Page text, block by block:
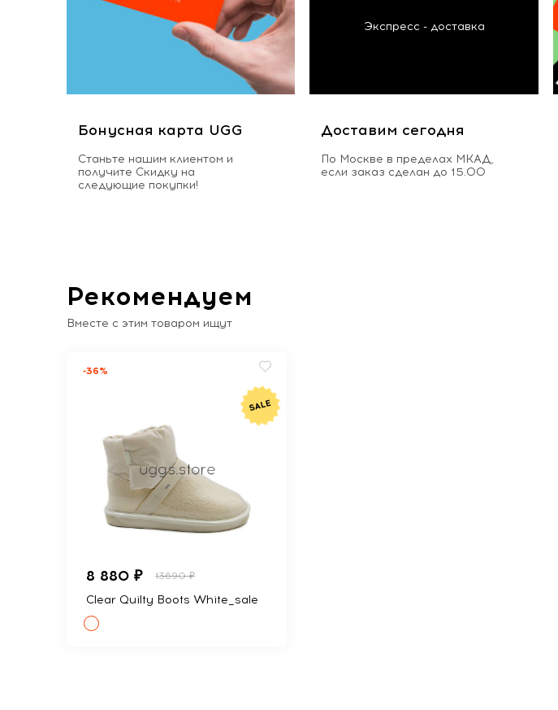
Бонусная карта UGG
Станьте нашим клиентом и
получите Скидку на
следующие покупки!
Экспресс - доставка
Доставим сегодня
По Москве в пределах МКАД,
если заказ сделан до 15.00
Рекомендуем
Вместе с этим товаром ищут
-36%
8 880 ₽ 13690 ₽
Clear Quilty Boots White_sale